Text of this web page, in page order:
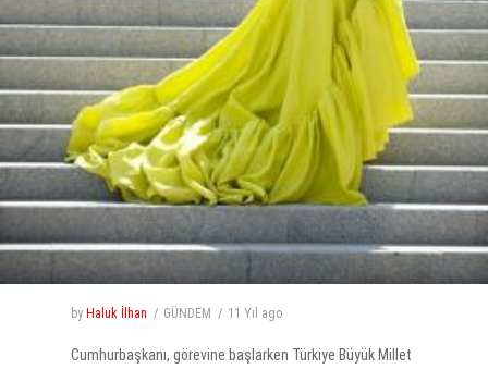
by Haluk İlhan GÜNDEM 11 Yıl ago
Cumhurbaşkanı, görevine başlarken Türkiye Büyük Millet